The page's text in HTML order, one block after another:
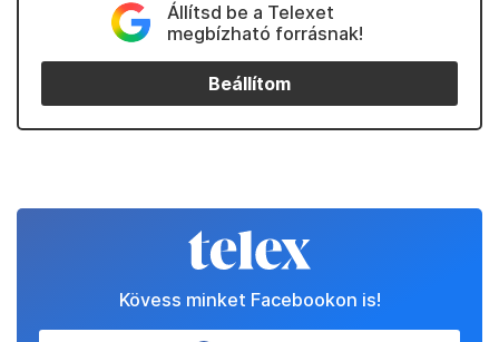
Állítsd be a Telexet
megbízható forrásnak!
Beállítom
Kövess minket Facebookon is!